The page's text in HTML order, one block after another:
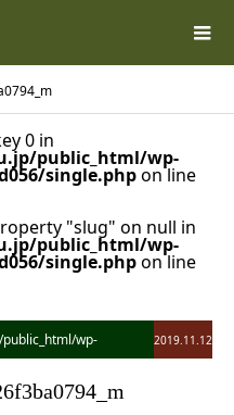
0 in
public_html/wp-
single.phpon line
"slug" on null in
public_html/wp-
single.phpon line
wp- 2019.11.12